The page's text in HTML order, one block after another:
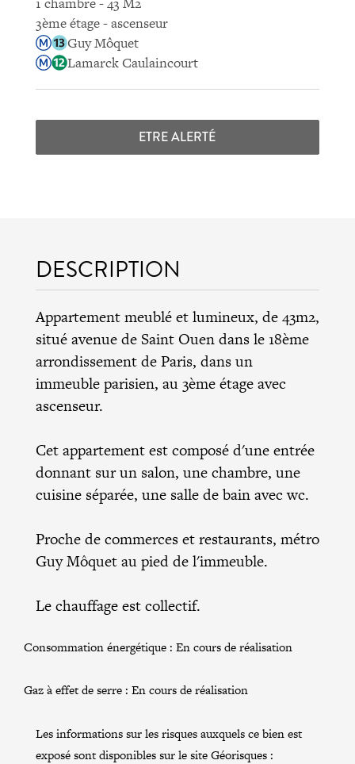
3ème étage - ascenseur
Guy Môquet
Lamarck Caulaincourt
ETRE ALERTÉ
DESCRIPTION
Appartement meublé et lumineux, de 43m2,
situé avenue de Saint Ouen dans le 18ème
arrondissement de Paris, dans un
immeuble parisien, au 3ème étage avec
ascenseur.
Cet appartement est composé d'une entrée
donnant sur un salon, une chambre, une
cuisine séparée, une salle de bain avec wc.
Proche de commerces et restaurants, métro
Guy Môquet au pied de l'immeuble.
Le chauffage est collectif.
Consommation énergétique : En cours de réalisation
Gaz à effet de serre : En cours de réalisation
Les informations sur les risques auxquels ce bien est
exposé sont disponibles sur le site Géorisques :